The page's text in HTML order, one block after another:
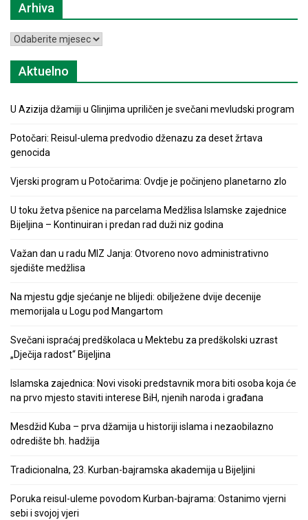
Arhiva
Arhiva
Aktuelno
U Azizija džamiji u Glinjima upriličen je svečani mevludski program
Potočari: Reisul-ulema predvodio dženazu za deset žrtava
genocida
Vjerski program u Potočarima: Ovdje je počinjeno planetarno zlo
U toku žetva pšenice na parcelama Medžlisa Islamske zajednice
Bijeljina – Kontinuiran i predan rad duži niz godina
Važan dan u radu MIZ Janja: Otvoreno novo administrativno
sjedište medžlisa
Na mjestu gdje sjećanje ne blijedi: obilježene dvije decenije
memorijala u Logu pod Mangartom
Svečani ispraćaj predškolaca u Mektebu za predškolski uzrast
„Dječija radost“ Bijeljina
Islamska zajednica: Novi visoki predstavnik mora biti osoba koja će
na prvo mjesto staviti interese BiH, njenih naroda i građana
Mesdžid Kuba – prva džamija u historiji islama i nezaobilazno
odredište bh. hadžija
Tradicionalna, 23. Kurban-bajramska akademija u Bijeljini
Poruka reisul-uleme povodom Kurban-bajrama: Ostanimo vjerni
sebi i svojoj vjeri